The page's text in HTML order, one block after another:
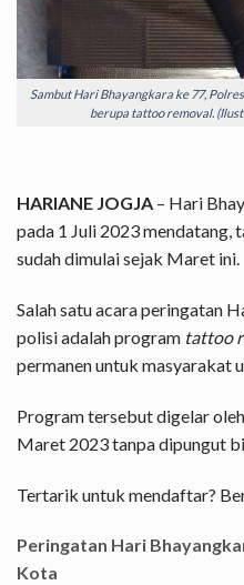
Sambut Hari Bhayangkara ke 77,
berupa tattoo removal.
HARIANE JOGJA – Hari
pada 1 Juli 2023 mendatang,
sudah dimulai sejak Maret ini.
Salah satu acara peringatan
polisi adalah program tattoo
permanen untuk masyarakat
Program tersebut digelar
Maret 2023 tanpa dipungut
Tertarik untuk mendaftar?
Peringatan Hari
Kota